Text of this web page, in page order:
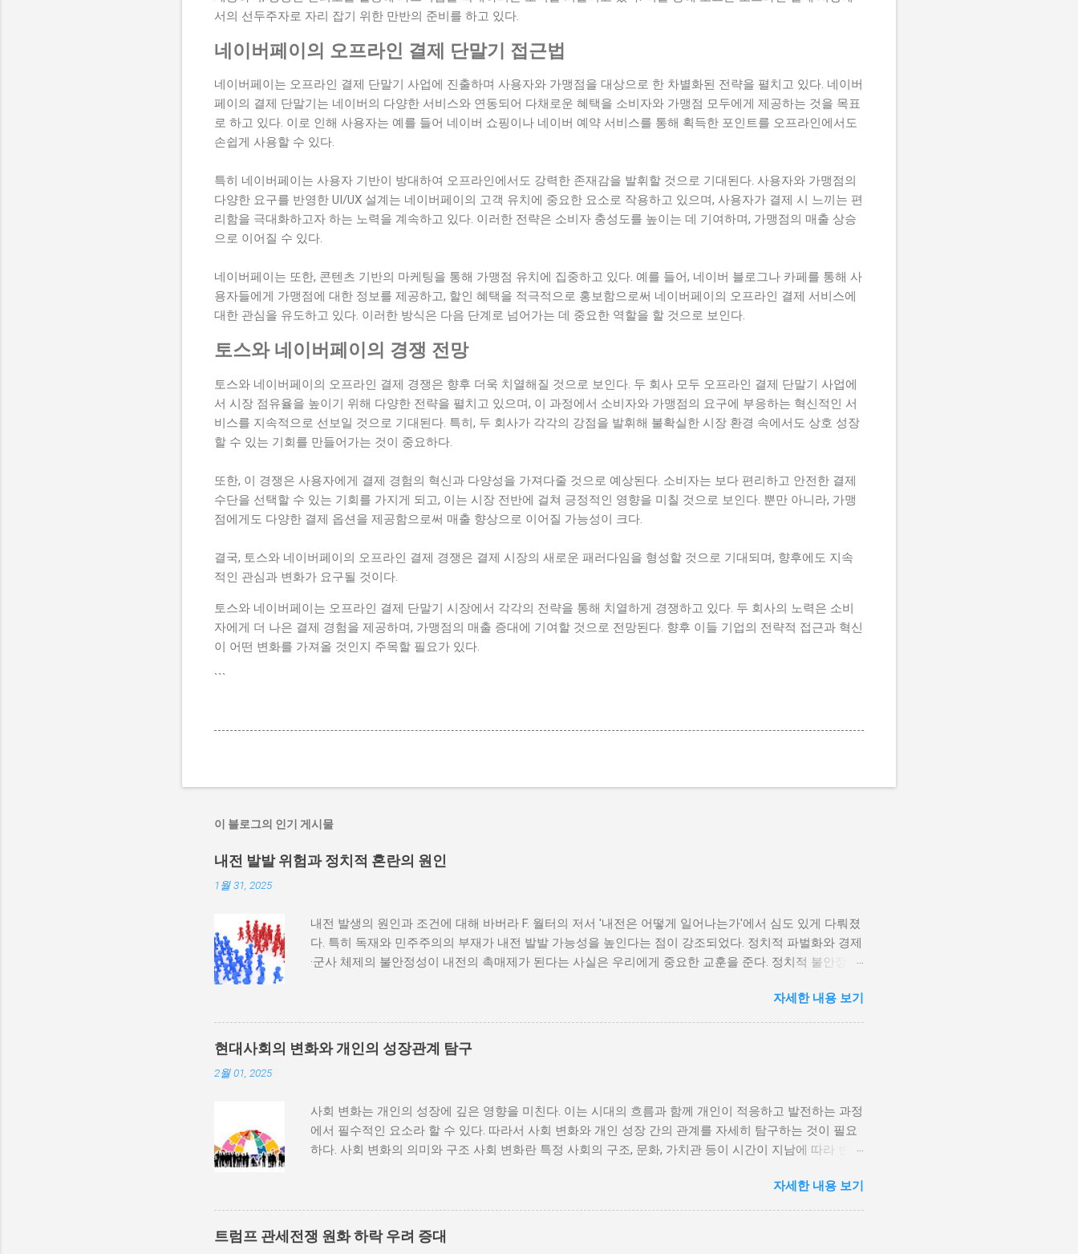
서의 선두주자로 자리 잡기 위한 만반의 준비를 하고 있다.
네이버페이의 오프라인 결제 단말기 접근법
네이버페이는 오프라인 결제 단말기 사업에 진출하며 사용자와 가맹점을 대상으로 한 차별화된 전략을 펼치고 있다. 네이버
페이의 결제 단말기는 네이버의 다양한 서비스와 연동되어 다채로운 혜택을 소비자와 가맹점 모두에게 제공하는 것을 목표
로 하고 있다. 이로 인해 사용자는 예를 들어 네이버 쇼핑이나 네이버 예약 서비스를 통해 획득한 포인트를 오프라인에서도
손쉽게 사용할 수 있다.
특히 네이버페이는 사용자 기반이 방대하여 오프라인에서도 강력한 존재감을 발휘할 것으로 기대된다. 사용자와 가맹점의
다양한 요구를 반영한 UI/UX 설계는 네이버페이의 고객 유치에 중요한 요소로 작용하고 있으며, 사용자가 결제 시 느끼는 편
리함을 극대화하고자 하는 노력을 계속하고 있다. 이러한 전략은 소비자 충성도를 높이는 데 기여하며, 가맹점의 매출 상승
으로 이어질 수 있다.
네이버페이는 또한, 콘텐츠 기반의 마케팅을 통해 가맹점 유치에 집중하고 있다. 예를 들어, 네이버 블로그나 카페를 통해 사
용자들에게 가맹점에 대한 정보를 제공하고, 할인 혜택을 적극적으로 홍보함으로써 네이버페이의 오프라인 결제 서비스에
대한 관심을 유도하고 있다. 이러한 방식은 다음 단계로 넘어가는 데 중요한 역할을 할 것으로 보인다.
토스와 네이버페이의 경쟁 전망
토스와 네이버페이의 오프라인 결제 경쟁은 향후 더욱 치열해질 것으로 보인다. 두 회사 모두 오프라인 결제 단말기 사업에
서 시장 점유율을 높이기 위해 다양한 전략을 펼치고 있으며, 이 과정에서 소비자와 가맹점의 요구에 부응하는 혁신적인 서
비스를 지속적으로 선보일 것으로 기대된다. 특히, 두 회사가 각각의 강점을 발휘해 불확실한 시장 환경 속에서도 상호 성장
할 수 있는 기회를 만들어가는 것이 중요하다.
또한, 이 경쟁은 사용자에게 결제 경험의 혁신과 다양성을 가져다줄 것으로 예상된다. 소비자는 보다 편리하고 안전한 결제
수단을 선택할 수 있는 기회를 가지게 되고, 이는 시장 전반에 걸쳐 긍정적인 영향을 미칠 것으로 보인다. 뿐만 아니라, 가맹
점에게도 다양한 결제 옵션을 제공함으로써 매출 향상으로 이어질 가능성이 크다.
결국, 토스와 네이버페이의 오프라인 결제 경쟁은 결제 시장의 새로운 패러다임을 형성할 것으로 기대되며, 향후에도 지속
적인 관심과 변화가 요구될 것이다.
토스와 네이버페이는 오프라인 결제 단말기 시장에서 각각의 전략을 통해 치열하게 경쟁하고 있다. 두 회사의 노력은 소비
자에게 더 나은 결제 경험을 제공하며, 가맹점의 매출 증대에 기여할 것으로 전망된다. 향후 이들 기업의 전략적 접근과 혁신
이 어떤 변화를 가져올 것인지 주목할 필요가 있다.
```
이 블로그의 인기 게시물
내전 발발 위험과 정치적 혼란의 원인
1월 31, 2025
내전 발생의 원인과 조건에 대해 바버라 F. 월터의 저서 '내전은 어떻게 일어나는가'에서 심도 있게 다뤄졌
다. 특히 독재와 민주주의의 부재가 내전 발발 가능성을 높인다는 점이 강조되었다. 정치적 파벌화와 경제
·군사 체제의 불안정성이 내전의 촉매제가 된다는 사실은 우리에게 중요한 교훈을 준다. 정치적 불안정성
하지 않거나 독재 정권이 유지되는 상황에서는 정치적 갈등이 심화되고, 이로 인해 내전의 위험이 증가한
다. 이와 같은 경우, 국민들은 정부에 대한 불만을 느끼고, 체제 전복을 위해 무장 세력에 참여하거나 반정
부 활동을 시작할 수 있다. 역사적으로도 정치적 불안정성이 높은 국가에서는 종종 내전이 발발했던 예가
많다. 이러한 비극적인 상황을 방지하기 위해서는 먼저 정치 체제를 안정시키고, 시민들의 목소리가 공정
속에서 고통받게 되면, 사회적 불만이 쌓이기 마련이다. 이와 같은 경제적 상황은 종종 특정 집단의 정치
적 세력화를 야기하며, 이를 통해 정부에 대한 반발이 촉발된다. 성장은 불균형하게 이루어지고, 실업률은
상승하며, 사회적 불안이 증대할 경우 시민들은 무장 봉기와 같은 극단적 선택을 고려하게 된다. 경제적
를 모든 사람에게 균등하게 제공하면, 내전 발발 가능성을 크게 낮출 수 있다. 군사적 갈등과 내전의 불씨
군사적 갈등은 내전의 불씨가 되기도 한다. 무장세력 간의 갈등이 심화되거나 외부 세력이 개입하게 되면
내전이 더욱 심각해질 수 있다. 무장세력은 각각의 이념이나 이해관계에 따라 성격이 다르지만, 이들은 종
자세한 내용 보기
현대사회의 변화와 개인의 성장관계 탐구
2월 01, 2025
사회 변화는 개인의 성장에 깊은 영향을 미친다. 이는 시대의 흐름과 함께 개인이 적응하고 발전하는 과정
에서 필수적인 요소라 할 수 있다. 따라서 사회 변화와 개인 성장 간의 관계를 자세히 탐구하는 것이 필요
하다. 사회 변화의 의미와 구조 사회 변화란 특정 사회의 구조, 문화, 가치관 등이 시간이 지남에 따라 변화
변동, 기술의 발전 등이 독립적으로 또는 상호작용하여 이루어진다. 예를 들어, 산업 혁명은 사람들이 일
하는 방식과 생활 방식을 완전히 변화시켰다. 이에 따라 개인의 역할과 목표 또한 변화할 수밖에 없었다.
사회 변화는 개인의 성장을 위한 새로운 기회를 창출한다. 예를 들어, 정보통신기술의 발전으로 인해 원거
리에서의 협업이 가능해지면서, 개인들은 지역적인 제약에서 벗어나 국제적인 시장에서도 활발히 활동할
자세한 내용 보기
트럼프 관세전쟁 원화 하락 우려 증대